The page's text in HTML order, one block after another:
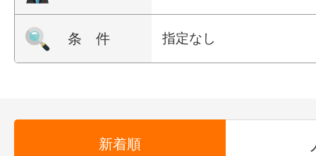
条 件 指定なし
新着順